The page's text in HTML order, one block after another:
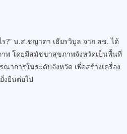
?” น.ส.ชญาดา เธียรวิบูล จาก สช. ได้
พ โดยมีสมัชขาสุขภาพจังหวัดเป็นพื้นที่
าการในระดับจังหวัด เพื่อสร้างเครื่อง
งยืนต่อไป